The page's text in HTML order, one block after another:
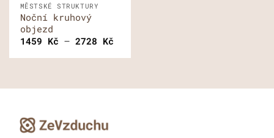
MĚSTSKÉ STRUKTURY
Noční kruhový
objezd
1459 Kč – 2728 KčRozpětí
1459 Kč